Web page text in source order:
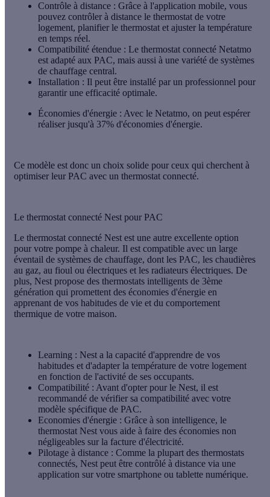
Contrôle à distance : Grâce à l'application mobile, vous
pouvez contrôler à distance le thermostat de votre
logement, planifier le thermostat et ajuster la température
en temps réel.
Compatibilité étendue : Le thermostat connecté Netatmo
est adapté aux PAC, mais aussi à une variété de systèmes
de chauffage central.
Installation : Il peut être installé par un professionnel pour
garantir une efficacité optimale.
Économies d'énergie : Avec le Netatmo, on peut espérer
réaliser jusqu'à 37% d'économies d'énergie.
Ce modèle est donc un choix solide pour ceux qui cherchent à
optimiser leur PAC avec un thermostat connecté.
Le thermostat connecté Nest pour PAC
Le thermostat connecté Nest est une autre excellente option
pour votre pompe à chaleur. Il est compatible avec un large
éventail de systèmes de chauffage, dont les PAC, les chaudières
au gaz, au fioul ou électriques et les radiateurs électriques. De
plus, Nest propose des thermostats intelligents de 3ème
génération qui promettent des économies d'énergie en
apprenant de vos habitudes de vie et du comportement
thermique de votre maison.
Learning : Nest a la capacité d'apprendre de vos
habitudes et d'adapter la température de votre logement
en fonction de l'activité de ses occupants.
Compatibilité : Avant d'opter pour le Nest, il est
recommandé de vérifier sa compatibilité avec votre
modèle spécifique de PAC.
Economies d'énergie : Grâce à son intelligence, le
thermostat Nest vous aide à faire des économies non
négligeables sur la facture d'électricité.
Pilotage à distance : Comme la plupart des thermostats
connectés, Nest peut être contrôlé à distance via une
application sur votre smartphone ou tablette numérique.